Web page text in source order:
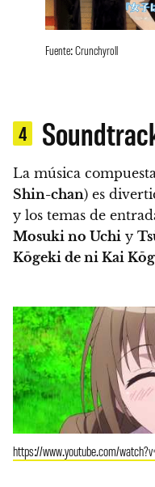
Fuente: Crunchyroll
4
La música
Shin-chan) es
y los temas de
Mosuki no Uchi y
Kōgeki de ni Kai
https://www.youtube.com/